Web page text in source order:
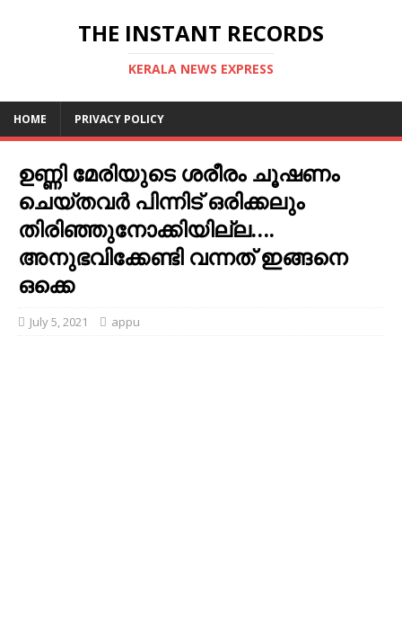
THE INSTANT RECORDS
KERALA NEWS EXPRESS
HOME PRIVACY POLICY
ഉണ്ണി മേരിയുടെ ശരീരം ചൂഷണം
ചെയ്തവർ പിന്നിട് ഒരിക്കലും
തിരിഞ്ഞുനോക്കിയില്ല….
അനുഭവിക്കേണ്ടി വന്നത് ഇങ്ങനെ
ഒക്കെ
July 5, 2021 appu